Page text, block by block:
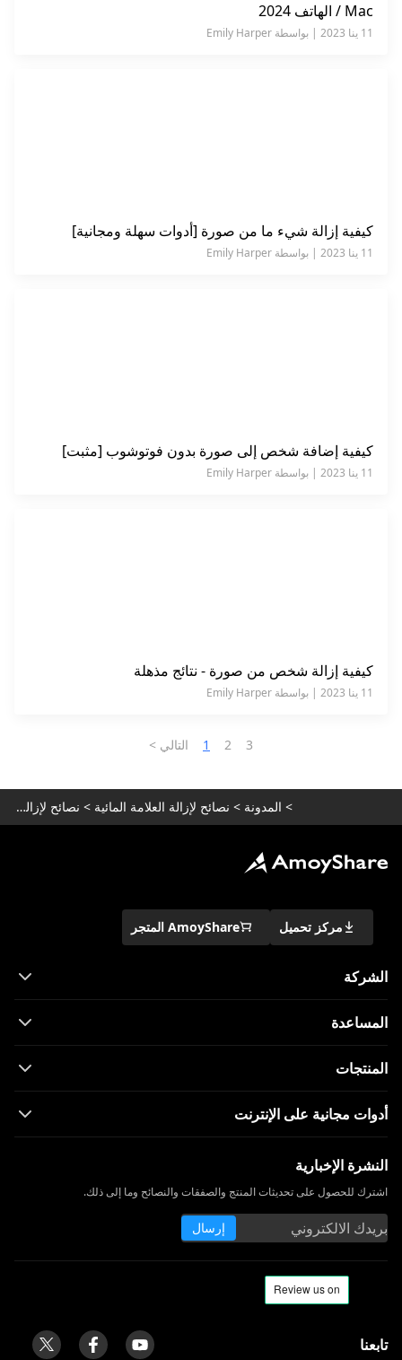
Mac / الهاتف 2024
11 ينا 2023 | بواسطة Emily Harper
كيفية إزالة شيء ما من صورة [أدوات سهلة ومجانية]
11 ينا 2023 | بواسطة Emily Harper
كيفية إضافة شخص إلى صورة بدون فوتوشوب [مثبت]
11 ينا 2023 | بواسطة Emily Harper
كيفية إزالة شخص من صورة - نتائج مذهلة
11 ينا 2023 | بواسطة Emily Harper
1 2 3 التالي >
> المدونة > نصائح لإزالة العلامة المائية > نصائح لإزالة العلامة المائية للصور
مركز تحميل AmoyShare المتجر
الشركة
المساعدة
المنتجات
أدوات مجانية على الإنترنت
النشرة الإخبارية
اشترك للحصول على تحديثات المنتج والصفقات والنصائح وما إلى ذلك.
إرسال
تابعنا